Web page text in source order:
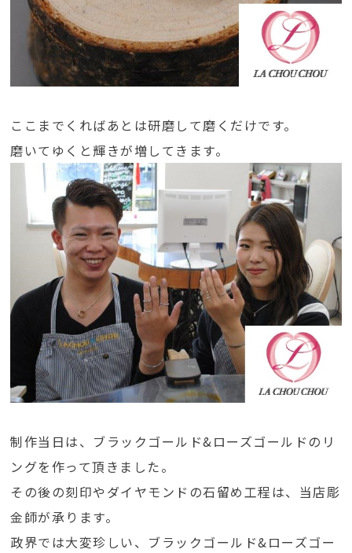
ここまでくればあとは研磨して磨くだけです。
磨いてゆくと輝きが増してきます。
制作当日は、ブラックゴールド&ローズゴールドのリ
ングを作って頂きました。
その後の刻印やダイヤモンドの石留め工程は、当店彫
金師が承ります。
政界では大変珍しい、ブラックゴールド&ローズゴー